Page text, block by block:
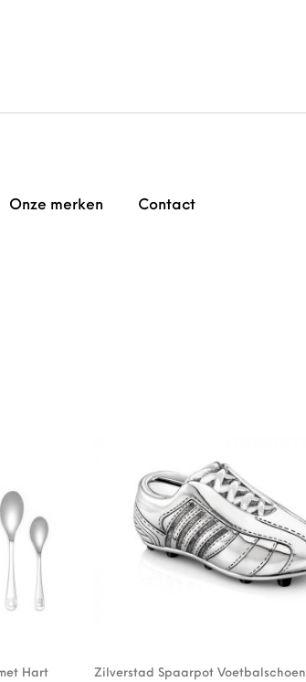
Onze merken Contact
Hart
Zilverstad Spaarpot Voetbalschoen